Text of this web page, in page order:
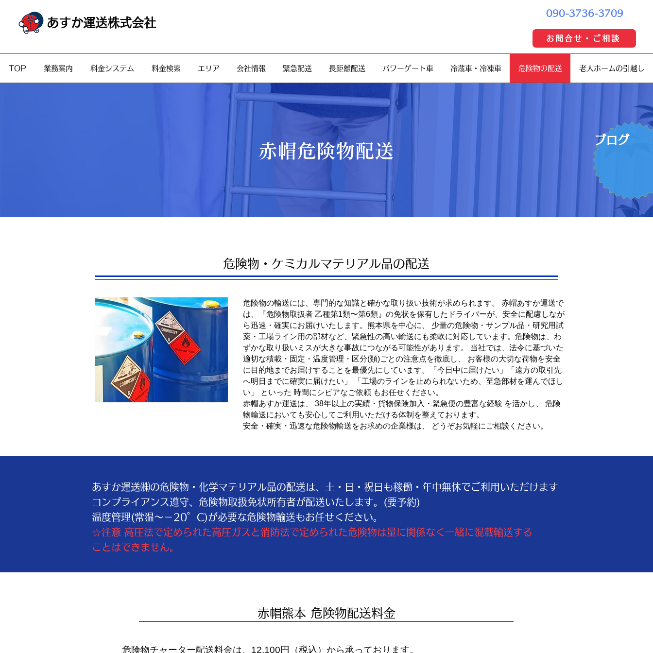
​ブログ
あすか運送株式会社
090-3736-3709
お問合せ・ご相談
TOP 業務案内 料金システム 料金検索 エリア 会社情報 緊急配送 長距離配送 パワーゲート車 冷蔵車・冷凍車 危険物の配送 老人ホームの引越し
赤帽​危険物配送
​危険物・ケミカルマテリアル品の配送
危険物の輸送には、専門的な知識と確かな取り扱い技術が求められます。 赤帽あすか運送で
は、『危険物取扱者 乙種第1類〜第6類』の免状を保有したドライバーが、安全に配慮しなが
ら迅速・確実にお届けいたします。熊本県を中心に、 少量の危険物・サンプル品・研究用試
薬・工場ライン用の部材など、緊急性の高い輸送にも柔軟に対応しています。 危険物は、わ
ずかな取り扱いミスが大きな事故につながる可能性があります。 当社では、法令に基づいた
適切な積載・固定・温度管理・区分(類)ごとの注意点を徹底し、 お客様の大切な荷物を安全
に目的地までお届けすることを最優先にしています。「今日中に届けたい」「遠方の取引先
へ明日までに確実に届けたい」 「工場のラインを止められないため、至急部材を運んでほし
い」 といった 時間にシビアなご依頼 もお任せください。
赤帽あすか運送は、 38年以上の実績・貨物保険加入・緊急便の豊富な経験 を活かし、 危険
物輸送においても安心してご利用いただける体制を整えております。
安全・確実・迅速な危険物輸送をお求めの企業様は、 どうぞお気軽にご相談ください。
あすか運送㈱の危険物・化学マテリアル品の配送は、土・日・祝日も稼働・年中無休でご利用いただけます
コンプライアンス遵守、危険物取扱免状所有者が配送いたします。(要予約)
温度管理(常温～－20゜C)が必要な危険物輸送もお任せください。
​☆注意 高圧法で定められた高圧ガスと消防法で定められた危険物は量に関係なく一緒に混載輸送する
ことはできません。
赤帽熊本 危険物配送料金
危険物チャーター配送料金は、12,100円（税込）から承っております。